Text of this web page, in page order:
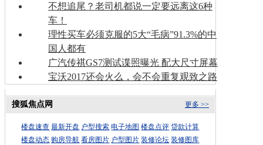
不想追尾？老司机都说一定要远离这6种
车！
理性买车必须克服的5大“毛病”91.3%的中
国人都有
广汽传祺GS7测试谍照曝光 配大尺寸屏幕
宝沃2017还会火么，会不会重复观致之路
更多 >>
搜狐焦点网
楼盘速查 最新开盘 户型搜索 电子地图 楼盘点评 贷款计算
楼盘动态 购房导航 看房图片 户型图片 装修论坛 装修图库